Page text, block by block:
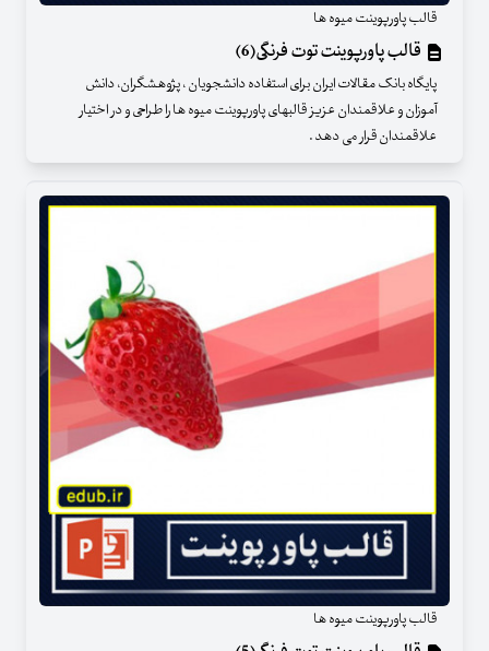
قالب پاورپوینت میوه ها
قالب پاورپوینت توت فرنگی(6)
پایگاه بانک مقالات ایران برای استفاده دانشجویان ، پژوهشگران، دانش
آموزان و علاقمندان عزیز قالبهای پاورپوینت میوه ها را طراحی و در اختیار
علاقمندان قرار می دهد .
قالب پاورپوینت میوه ها